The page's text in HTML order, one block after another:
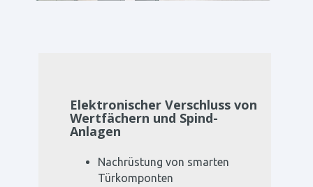
Elektronischer Verschluss von
Wertfächern und Spind-
Anlagen
Nachrüstung von smarten
Türkomponten